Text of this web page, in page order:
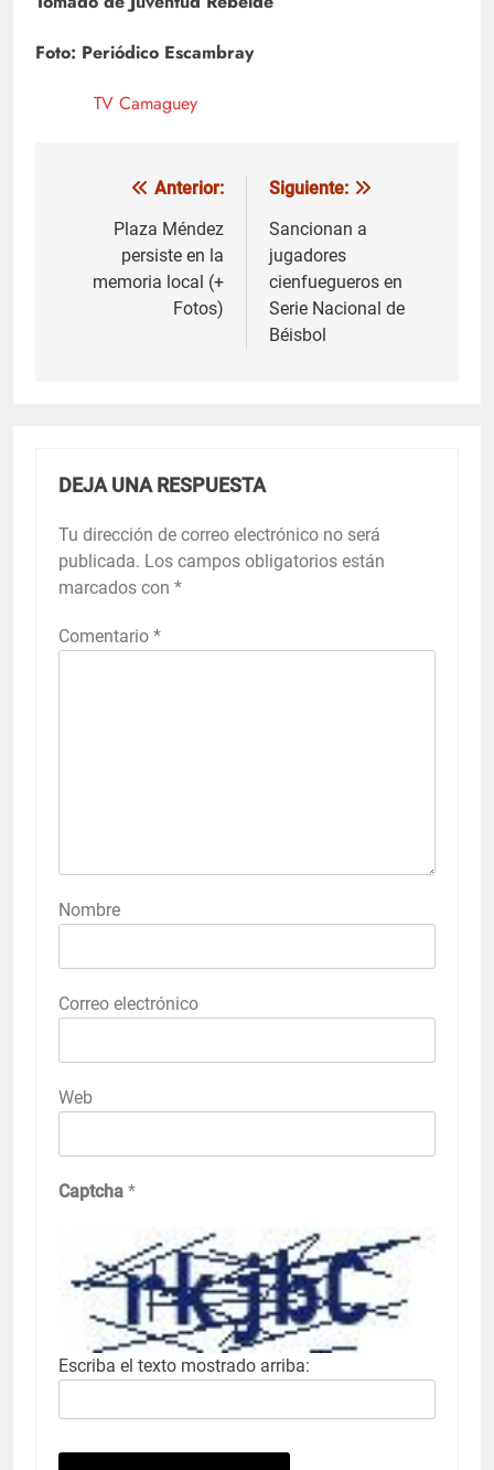
Foto: Periódico Escambray
TV Camaguey
Navegación
entradas
Anterior:
Plaza Méndez
persiste en la
memoria local (+
Fotos)
Siguiente:
Sancionan a
jugadores
cienfuegueros en
Serie Nacional de
Béisbol
DEJA UNA RESPUESTA
Tu dirección de correo electrónico no será
publicada. Los campos obligatorios están
marcados con *
Comentario *
Nombre
Correo electrónico
Web
Captcha *
Escriba el texto mostrado arriba: